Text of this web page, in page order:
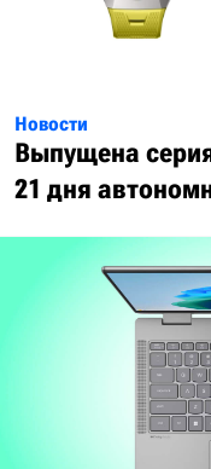
Новости
Выпущена
21 дня